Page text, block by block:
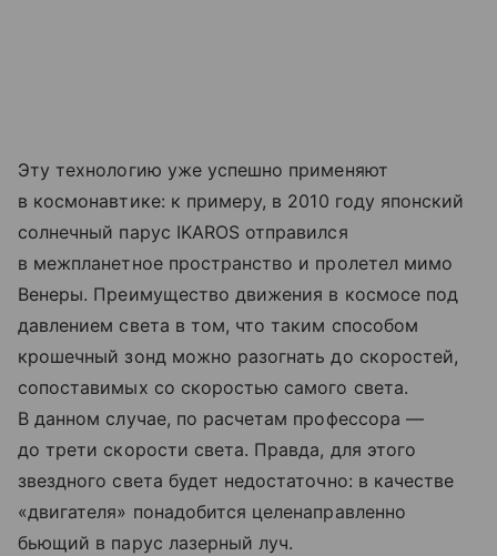
Эту технологию уже успешно применяют
в космонавтике: к примеру, в 2010 году японский
солнечный парус IKAROS отправился
в межпланетное пространство и пролетел мимо
Венеры. Преимущество движения в космосе под
давлением света в том, что таким способом
крошечный зонд можно разогнать до скоростей,
сопоставимых со скоростью самого света.
В данном случае, по расчетам профессора —
до трети скорости света. Правда, для этого
звездного света будет недостаточно: в качестве
«двигателя» понадобится целенаправленно
бьющий в парус лазерный луч.